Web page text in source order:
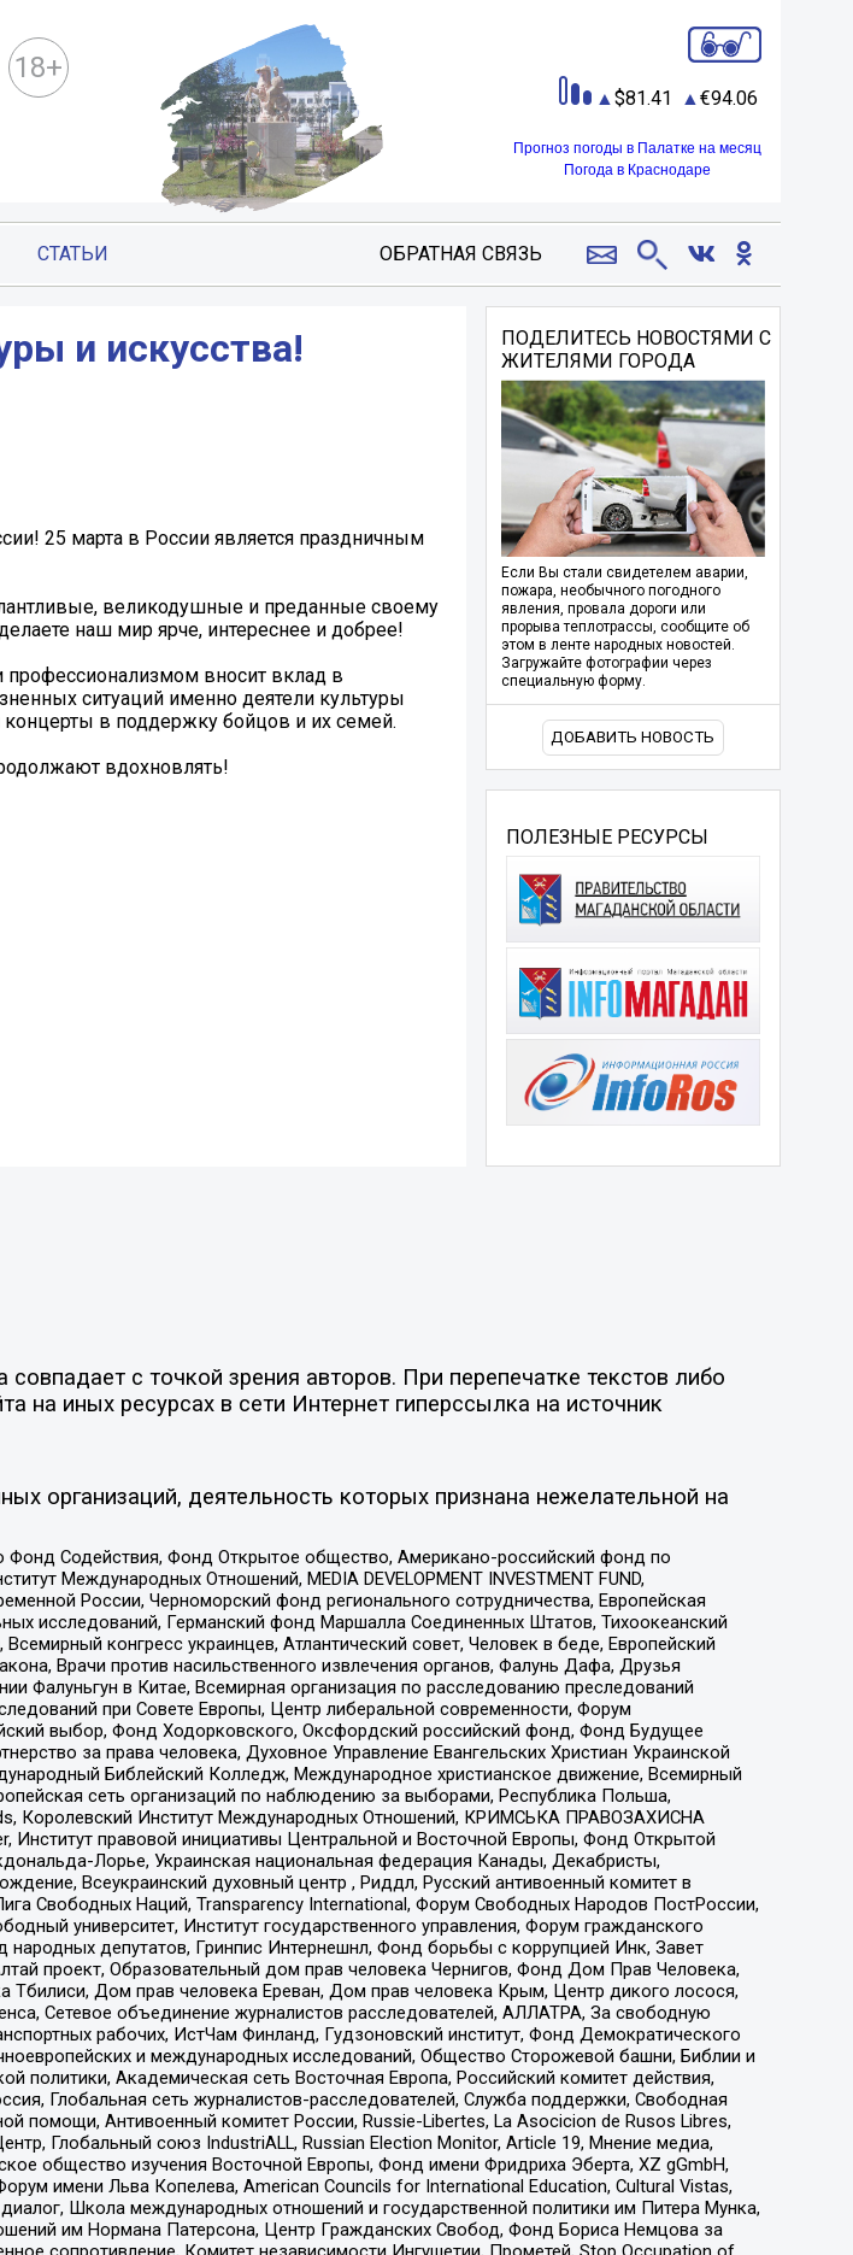
18+
81.41 94.06
Прогноз погоды в Палатке на месяц
Погода в Краснодаре
СТАТЬИ ОБРАТНАЯ СВЯЗЬ
и искусства!
25 марта в России является праздничным
великодушные и преданные своему
наш мир ярче, интереснее и добрее!
вносит вклад в
ситуаций именно деятели культуры
концерты в поддержку бойцов и их семей.
вдохновлять!
ПОДЕЛИТЕСЬ НОВОСТЯМИ С
ЖИТЕЛЯМИ ГОРОДА
Если Вы стали свидетелем аварии,
пожара, необычного погодного
явления, провала дороги или
прорыва теплотрассы, сообщите об
этом в ленте народных новостей.
Загружайте фотографии через
специальную форму.
ДОБАВИТЬ НОВОСТЬ
ПОЛЕЗНЫЕ РЕСУРСЫ
с точкой зрения авторов. При перепечатке текстов либо
на иных ресурсах в сети Интернет гиперссылка на источник
организаций, деятельность которых признана нежелательной на
Содействия, Фонд Открытое общество, Американо-российский фонд по
Международных Отношений, MEDIA DEVELOPMENT INVESTMENT FUND,
России, Черноморский фонд регионального сотрудничества, Европейская
исследований, Германский фонд Маршалла Соединенных Штатов, Тихоокеанский
конгресс украинцев, Атлантический совет, Человек в беде, Европейский
Врачи против насильственного извлечения органов, Фалунь Дафа, Друзья
Фалуньгун в Китае, Всемирная организация по расследованию преследований
при Совете Европы, Центр либеральной современности, Форум
выбор, Фонд Ходорковского, Оксфордский российский фонд, Фонд Будущее
за права человека, Духовное Управление Евангельских Христиан Украинской
Библейский Колледж, Международное христианское движение, Всемирный
сеть организаций по наблюдению за выборами, Республика Польша,
Королевский Институт Международных Отношений, КРИМСЬКА ПРАВОЗАХИСНА
Институт правовой инициативы Центральной и Восточной Европы, Фонд Открытой
Лорье, Украинская национальная федерация Канады, Декабристы,
Всеукраинский духовный центр , Риддл, Русский антивоенный комитет в
Свободных Наций, Transparеncy International, Форум Свободных Народов ПостРоссии,
университет, Институт государственного управления, Форум гражданского
депутатов, Гринпис Интернешнл, Фонд борьбы с коррупцией Инк, Завет
проект, Образовательный дом прав человека Чернигов, Фонд Дом Прав Человека,
Дом прав человека Ереван, Дом прав человека Крым, Центр дикого лосося,
Сетевое объединение журналистов расследователей, АЛЛАТРА, За свободную
рабочих, ИстЧам Финланд, Гудзоновский институт, Фонд Демократического
и международных исследований, Общество Сторожевой башни, Библии и
политики, Академическая сеть Восточная Европа, Российский комитет действия,
Глобальная сеть журналистов-расследователей, Служба поддержки, Свободная
помощи, Антивоенный комитет России, Russie-Libertes, La Asocicion de Rusos Libres,
Глобальный союз IndustriALL, Russian Election Monitor, Article 19, Мнение медиа,
общество изучения Восточной Европы, Фонд имени Фридриха Эберта, XZ gGmbH,
имени Льва Копелева, American Councils for International Education, Cultural Vistas,
Школа международных отношений и государственной политики им Питера Мунка,
им Нормана Патерсона, Центр Гражданских Свобод, Фонд Бориса Немцова за